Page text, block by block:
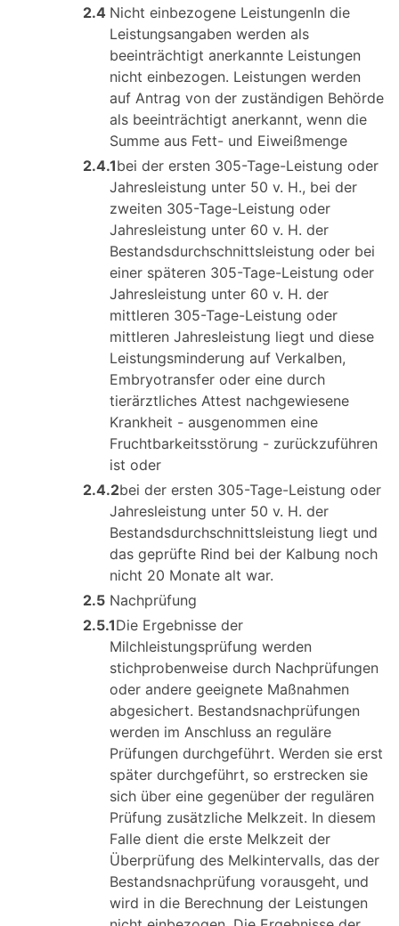
2.4 Nicht einbezogene LeistungenIn die
Leistungsangaben werden als
beeinträchtigt anerkannte Leistungen
nicht einbezogen. Leistungen werden
auf Antrag von der zuständigen Behörde
als beeinträchtigt anerkannt, wenn die
Summe aus Fett- und Eiweißmenge
2.4.1bei der ersten 305-Tage-Leistung oder
Jahresleistung unter 50 v. H., bei der
zweiten 305-Tage-Leistung oder
Jahresleistung unter 60 v. H. der
Bestandsdurchschnittsleistung oder bei
einer späteren 305-Tage-Leistung oder
Jahresleistung unter 60 v. H. der
mittleren 305-Tage-Leistung oder
mittleren Jahresleistung liegt und diese
Leistungsminderung auf Verkalben,
Embryotransfer oder eine durch
tierärztliches Attest nachgewiesene
Krankheit - ausgenommen eine
Fruchtbarkeitsstörung - zurückzuführen
ist oder
2.4.2bei der ersten 305-Tage-Leistung oder
Jahresleistung unter 50 v. H. der
Bestandsdurchschnittsleistung liegt und
das geprüfte Rind bei der Kalbung noch
nicht 20 Monate alt war.
2.5 Nachprüfung
2.5.1Die Ergebnisse der
Milchleistungsprüfung werden
stichprobenweise durch Nachprüfungen
oder andere geeignete Maßnahmen
abgesichert. Bestandsnachprüfungen
werden im Anschluss an reguläre
Prüfungen durchgeführt. Werden sie erst
später durchgeführt, so erstrecken sie
sich über eine gegenüber der regulären
Prüfung zusätzliche Melkzeit. In diesem
Falle dient die erste Melkzeit der
Überprüfung des Melkintervalls, das der
Bestandsnachprüfung vorausgeht, und
wird in die Berechnung der Leistungen